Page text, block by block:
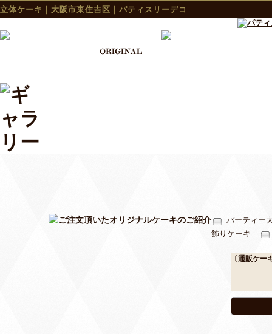
立体ケーキ｜大阪市東住吉区｜パティスリーデコ
パーティー
飾りケーキ
〔通販ケー